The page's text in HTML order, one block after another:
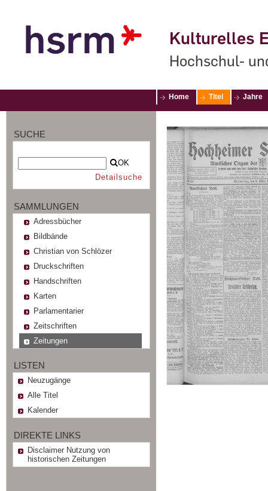
Kulturelles
Hochschul-
Home Titel Jahre
SUCHE
OK
Detailsuche
SAMMLUNGEN
Adressbücher
Bildbände
Christian von Schlözer
Druckschriften
Handschriften
Karten
Parlamentarier
Zeitschriften
Zeitungen
LISTEN
Neuzugänge
Alle Titel
Kalender
DIREKTE LINKS
Disclaimer Nutzung von
historischen Zeitungen